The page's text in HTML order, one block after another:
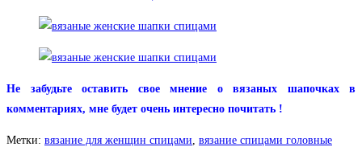
Не забудьте оставить свое мнение о вязаных шапочках в
комментариях, мне будет очень интересно почитать !
Метки: вязание для женщин спицами, вязание спицами головные